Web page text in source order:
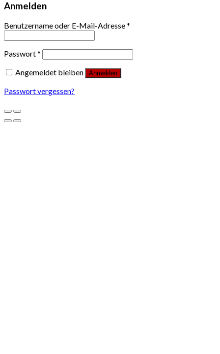
Anmelden
Benutzername oder E-Mail-Adresse*
Passwort*
Angemeldet bleiben
Anmelden
Passwort vergessen?